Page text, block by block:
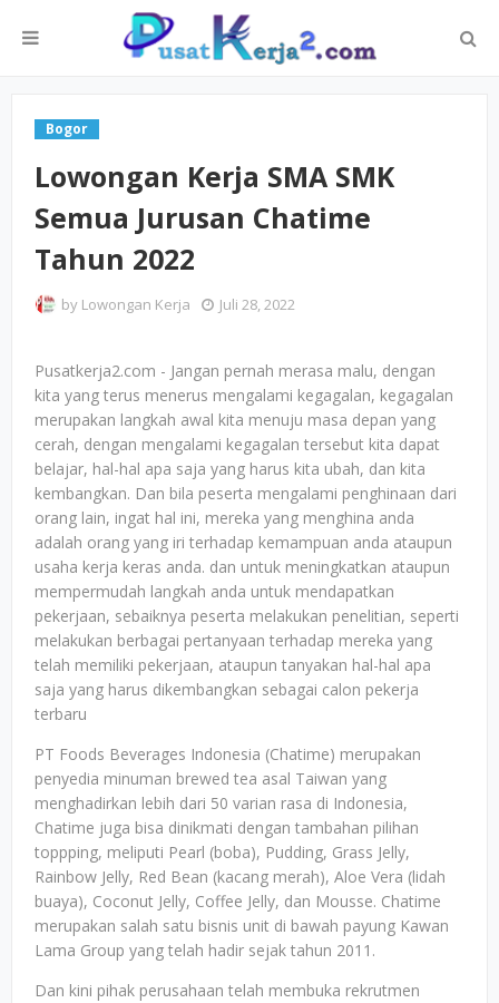
Bogor
Lowongan Kerja SMA SMK
Semua Jurusan Chatime
Tahun 2022
by Lowongan Kerja Juli 28, 2022
Pusatkerja2.com - Jangan pernah merasa malu, dengan
kita yang terus menerus mengalami kegagalan, kegagalan
merupakan langkah awal kita menuju masa depan yang
cerah, dengan mengalami kegagalan tersebut kita dapat
belajar, hal-hal apa saja yang harus kita ubah, dan kita
kembangkan. Dan bila peserta mengalami penghinaan dari
orang lain, ingat hal ini, mereka yang menghina anda
adalah orang yang iri terhadap kemampuan anda ataupun
usaha kerja keras anda. dan untuk meningkatkan ataupun
mempermudah langkah anda untuk mendapatkan
pekerjaan, sebaiknya peserta melakukan penelitian, seperti
melakukan berbagai pertanyaan terhadap mereka yang
telah memiliki pekerjaan, ataupun tanyakan hal-hal apa
saja yang harus dikembangkan sebagai calon pekerja
terbaru
PT Foods Beverages Indonesia (Chatime) merupakan
penyedia minuman brewed tea asal Taiwan yang
menghadirkan lebih dari 50 varian rasa di Indonesia,
Chatime juga bisa dinikmati dengan tambahan pilihan
toppping, meliputi Pearl (boba), Pudding, Grass Jelly,
Rainbow Jelly, Red Bean (kacang merah), Aloe Vera (lidah
buaya), Coconut Jelly, Coffee Jelly, dan Mousse. Chatime
merupakan salah satu bisnis unit di bawah payung Kawan
Lama Group yang telah hadir sejak tahun 2011.
Dan kini pihak perusahaan telah membuka rekrutmen